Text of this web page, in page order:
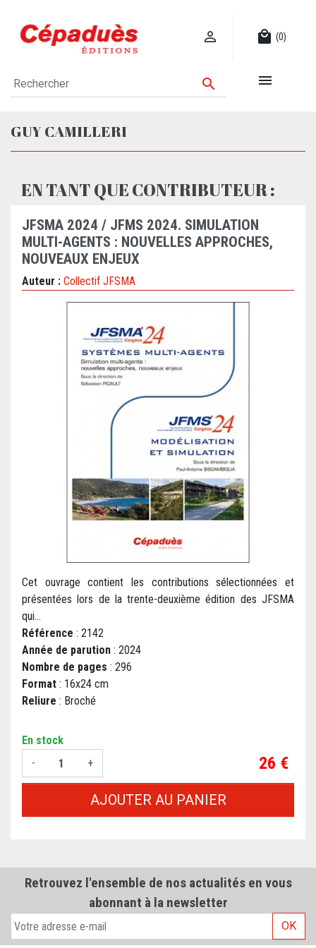
 local_mall (0)
 
GUY CAMILLERI
EN TANT QUE CONTRIBUTEUR :
JFSMA 2024 / JFMS 2024. SIMULATION
MULTI-AGENTS : NOUVELLES APPROCHES,
NOUVEAUX ENJEUX
Auteur : Collectif JFSMA
Cet ouvrage contient les contributions sélectionnées et
présentées lors de la trente-deuxième édition des JFSMA
qui...
Référence : 2142
Année de parution : 2024
Nombre de pages : 296
Format : 16x24 cm
Reliure : Broché
En stock
-
+ Prix
26 €
AJOUTER AU PANIER
Retrouvez l'ensemble de nos actualités en vous
abonnant à la newsletter
OK